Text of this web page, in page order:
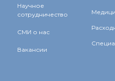
Научное
сотрудничество
СМИ о нас
Вакансии